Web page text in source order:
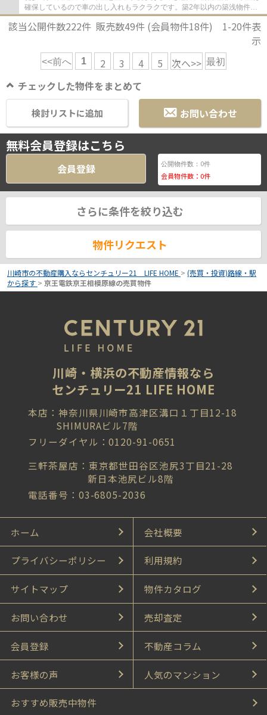
確保しているので車の出し入れもラクラクです。築2年以内の築浅物件で
す。一生に一度のマイホーム探しは、ぜひ新...
該当公開件数222件 販売数49件 (会員物件18件) 1-20件表
示
<<前へ 1 2 3 4 5 次へ>> 最初
チェックした物件をまとめて
お問い合わせ
検討リストに追加
無料会員登録はこちら
会員登録 公開物件数： 0件
会員物件数： 0件
さらに条件を絞り込む
物件リクエスト
川崎市の不動産購入ならセンチュリー21 LIFE HOME > (売買・投資)路線・駅
から探す > 京王電鉄京王相模原線の売買物件
川崎・横浜の不動産情報なら
センチュリー21 LIFE HOME
本店：神奈川県川崎市高津区溝口１丁目12-18
SHIMURAビル7階
フリーダイヤル：0120-91-0651
三軒茶屋店：東京都世田谷区池尻3丁目21-28
新日本池尻ビル8階
電話番号：03-6805-2036
ホーム 会社概要
プライバシーポリシー 利用規約
サイトマップ 物件カタログ
お問い合わせ 売却査定
会員登録 不動産コラム
お客様の声 人気のマンション
おすすめ販売中物件